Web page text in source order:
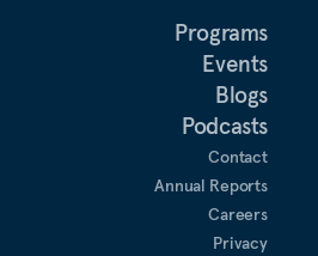
Programs
Events
Blogs
Podcasts
Contact
Annual Reports
Careers
Privacy